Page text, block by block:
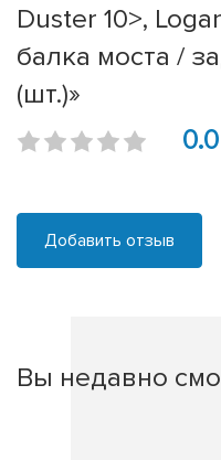
Duster 10>,
балка моста /
(шт.)»
0.0
Добавить отзыв
Вы недавно